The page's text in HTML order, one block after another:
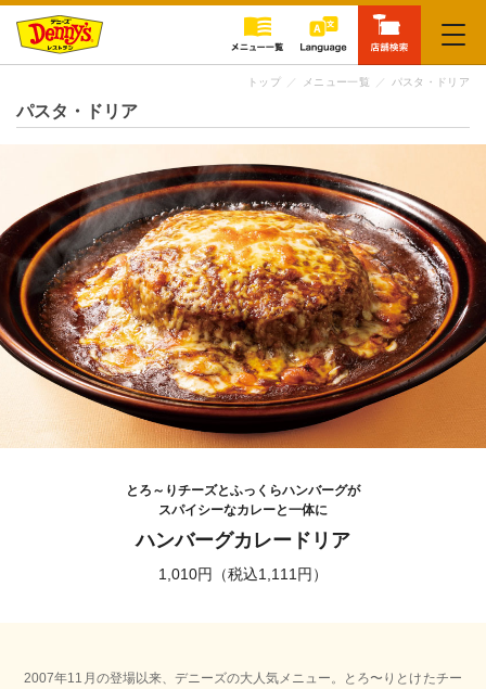
閉じる
トップ メニュー一覧 パスタ・ドリア
パスタ・ドリア
とろ～りチーズとふっくらハンバーグが
スパイシーなカレーと一体に
ハンバーグカレードリア
1,010円（税込1,111円）
2007年11月の登場以来、デニーズの大人気メニュー。とろ〜りとけたチー